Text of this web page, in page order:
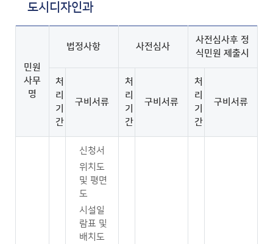
도시디자인과
민원
사무
명
법정사항 사전심사
사전심사후 정
식민원 제출시
처
리
기
간
구비서류
처
리
기
간
구비서류
처
리
기
간
구비서류
신청서
위치도
및 평면
도
시설일
람표 및
배치도